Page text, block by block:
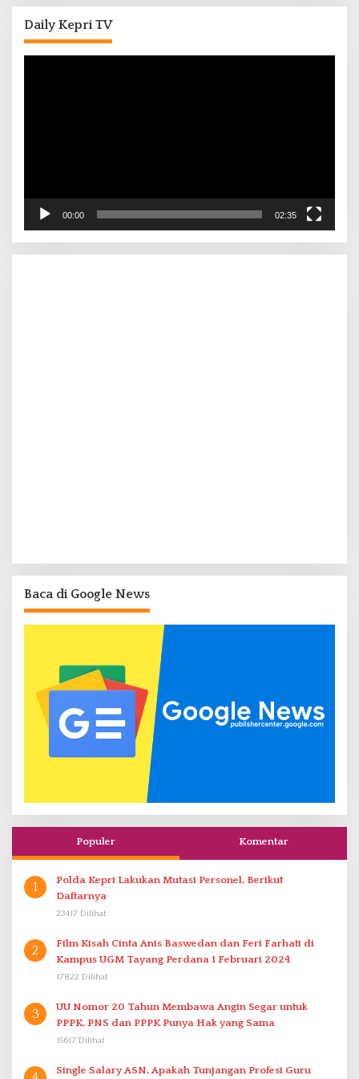
Daily Kepri TV
00:00 02:35
Baca di Google News
Populer Komentar
1
Polda Kepri Lakukan Mutasi Personel, Berikut
Daftarnya
23417 Dilihat
2
Film Kisah Cinta Anis Baswedan dan Feri Farhati di
Kampus UGM Tayang Perdana 1 Februari 2024
17822 Dilihat
3
UU Nomor 20 Tahun Membawa Angin Segar untuk
PPPK. PNS dan PPPK Punya Hak yang Sama
15617 Dilihat
Single Salary ASN, Apakah Tunjangan Profesi Guru